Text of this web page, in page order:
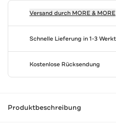
Versand durch MORE & MORE
Schnelle Lieferung in 1-3
Kostenlose Rücksendung
Produktbeschreibung